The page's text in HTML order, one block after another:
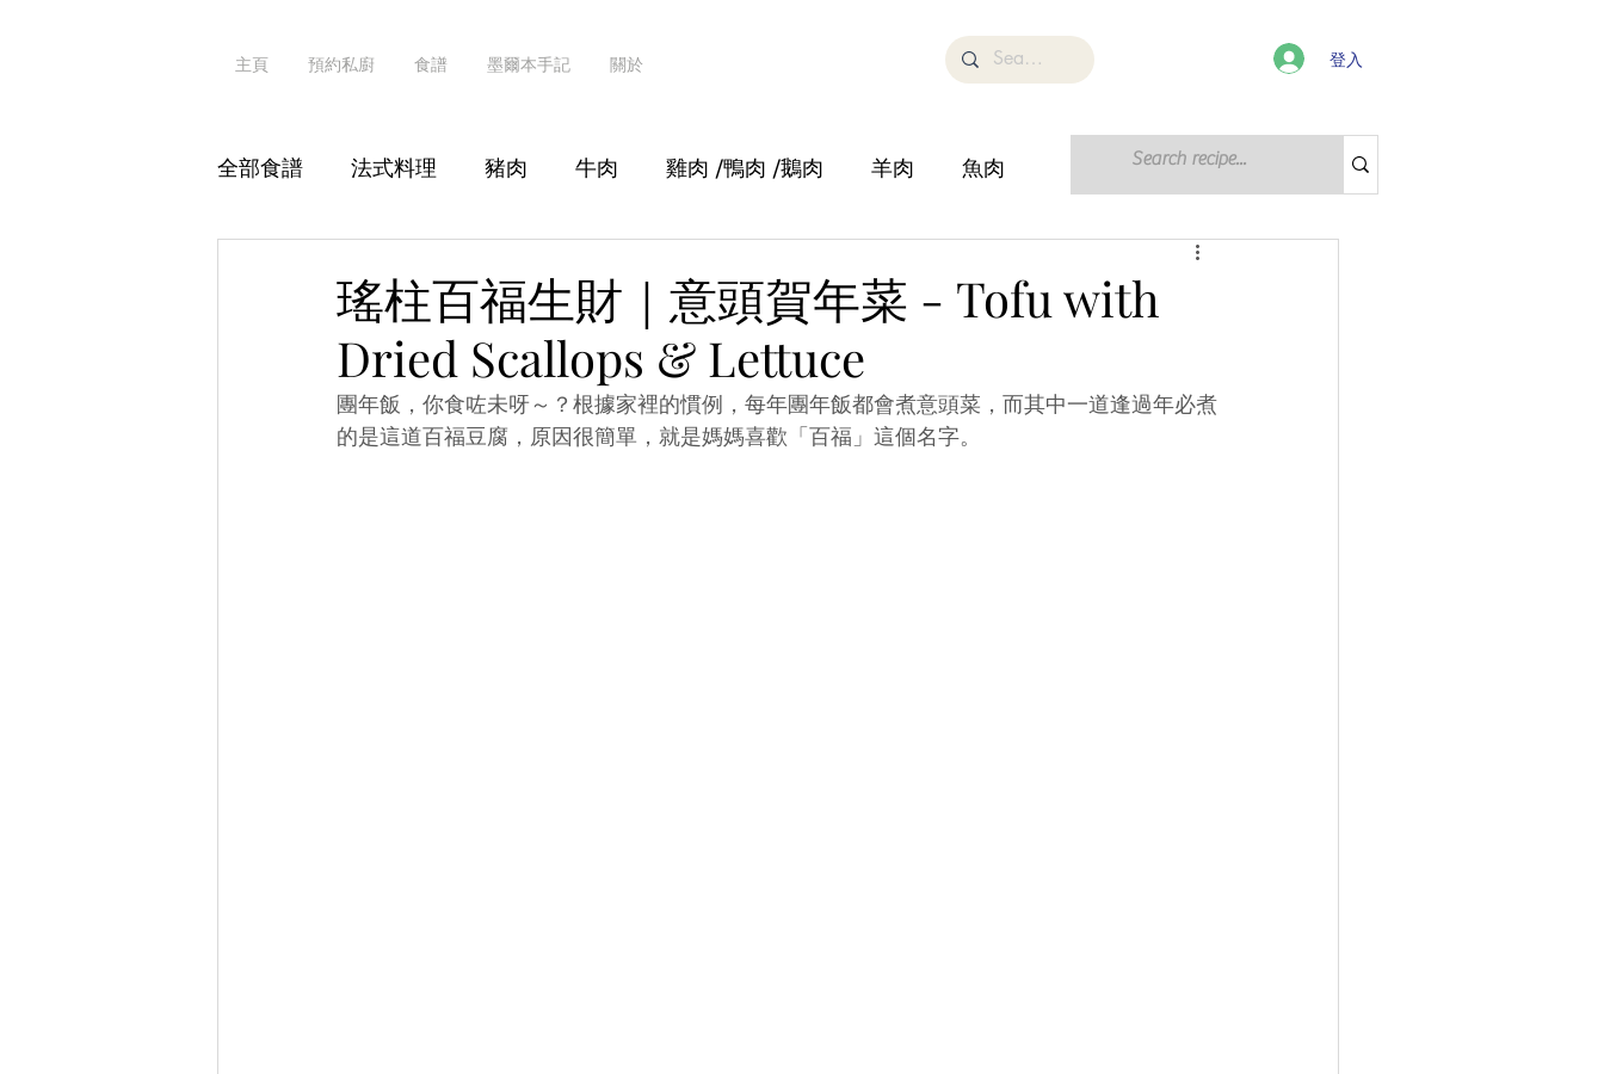
主頁 預約私廚 食譜 墨爾本手記 關於 登入
全部食譜 法式料理 豬肉 牛肉 雞肉 /鴨肉 /鵝肉 羊肉 魚肉
真·識食
登入 / 註冊
瑤柱百福生財｜意頭賀年菜 - Tofu with
Dried Scallops & Lettuce
團年飯，你食咗未呀～？根據家裡的慣例，每年團年飯都會煮意頭菜，而其中一道逢過年必煮
的是這道百福豆腐，原因很簡單，就是媽媽喜歡「百福」這個名字。